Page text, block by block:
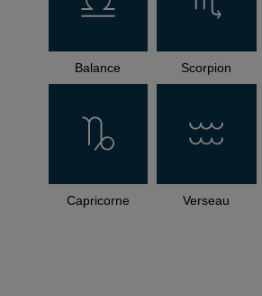
Balance Scorpion
Capricorne Verseau